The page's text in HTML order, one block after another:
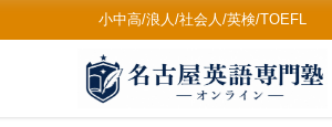
小中高/浪人/社会人/英検/TOEFL